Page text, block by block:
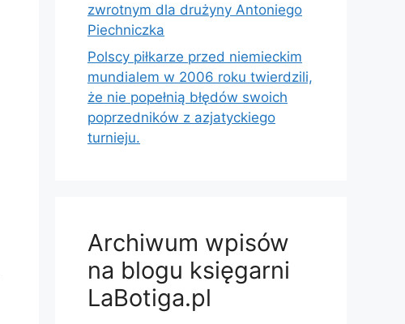
zwrotnym dla drużyny Antoniego
Piechniczka
Polscy piłkarze przed niemieckim
mundialem w 2006 roku twierdzili,
że nie popełnią błędów swoich
poprzedników z azjatyckiego
turnieju.
Archiwum wpisów
na blogu księgarni
LaBotiga.pl